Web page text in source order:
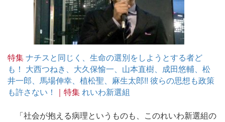
特集 ナチスと同じく、生命の選別をしようとする者ど
も！ 大西つねき、大久保愉一、山本直樹、成田悠輔、松
井一郎、馬場伸幸、植松聖、麻生太郎!! 彼らの思想も政策
も許さない！
｜特集 れいわ新選組
「社会が抱える病理というものも、このれいわ新選組の